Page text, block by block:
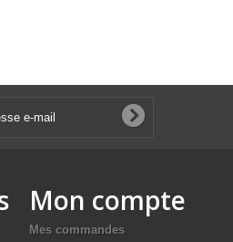
Mon compte
Mes commandes